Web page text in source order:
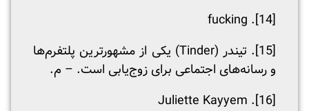
[14]
. fucking
[15]
. تیندر (Tinder) یکی از مشهورترین پلتفرم‌ها
و رسانه‌های اجتماعی برای زوج‌یابی است. – م.
[16]
. Juliette Kayyem